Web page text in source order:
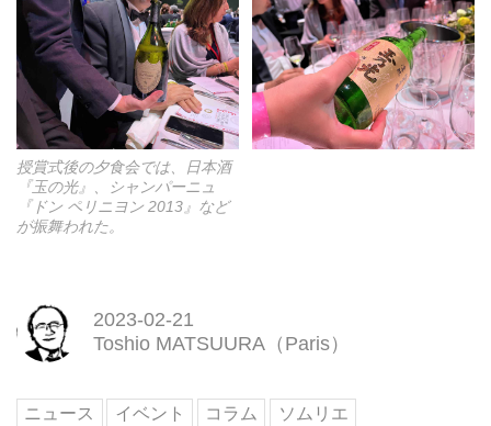
授賞式後の夕食会では、日本酒
『玉の光』、シャンパーニュ
『ドン ペリニヨン 2013』など
が振舞われた。
2023-02-21
Toshio MATSUURA（Paris）
ニュース イベント コラム
ソムリエ